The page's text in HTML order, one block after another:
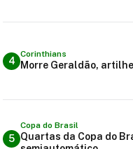
4
Corinthians
Morre Geraldão,
5
Copa do Brasil
Quartas da Copa do